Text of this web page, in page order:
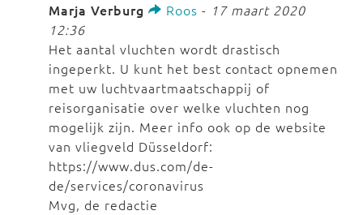
Marja Verburg Roos - 17 maart 2020
12:36
Het aantal vluchten wordt drastisch
ingeperkt. U kunt het best contact opnemen
met uw luchtvaartmaatschappij of
reisorganisatie over welke vluchten nog
mogelijk zijn. Meer info ook op de website
van vliegveld Düsseldorf:
https://www.dus.com/de-
de/services/coronavirus
Mvg, de redactie